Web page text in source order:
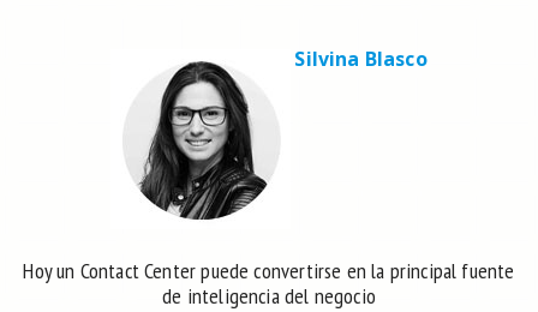
Silvina Blasco
Hoy un Contact Center puede convertirse en la principal fuente
de inteligencia del negocio